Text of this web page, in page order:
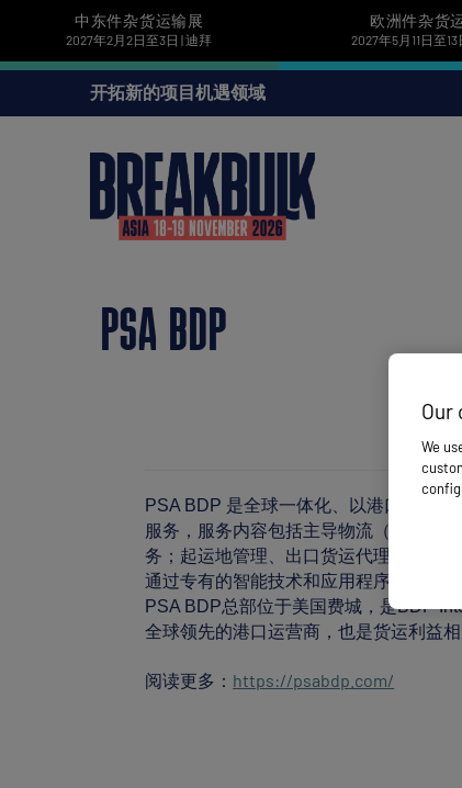
中东件杂货运输展
2027年2月2日至3日 | 迪拜
欧洲件杂货
2027年5月11日至
开拓新的项目机遇领域
PSA BDP
PSA BDP 是全球一体化、以港口为中
服务，服务内容包括主导物流（LLP）
务；起运地管理、出口货运代理；进口
通过专有的智能技术和应用程序实现的
PSA BDP总部位于美国费城，是BDP
全球领先的港口运营商，也是货运利益
阅读更多： https://psabdp.com/
Our
We